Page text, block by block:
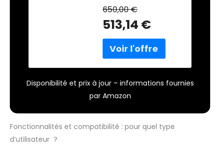
mémoire 18 points
pour patchwork
Ajustement de la
pression du pied de
biche
650,00 €
513,14 €
Disponibilité et prix à jour – informations fournies
par Amazon
Fonctionnalités et compatibilité : pour quel type
d’utilisateur ?